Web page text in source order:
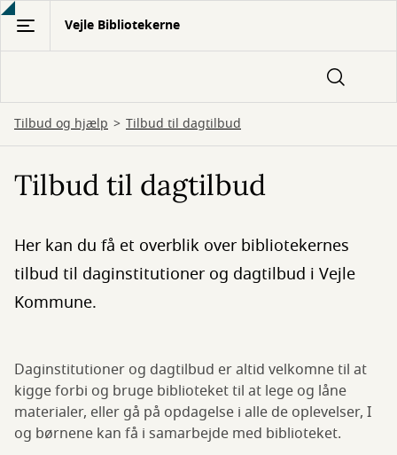
Gå
hovedindhold
Vejle Bibliotekerne
Tilbud og hjælp Tilbud til dagtilbud
Tilbud til dagtilbud
Her kan du få et overblik over bibliotekernes
tilbud til daginstitutioner og dagtilbud i Vejle
Kommune.
Daginstitutioner og dagtilbud er altid velkomne til at
kigge forbi og bruge biblioteket til at lege og låne
materialer, eller gå på opdagelse i alle de oplevelser, I
og børnene kan få i samarbejde med biblioteket.